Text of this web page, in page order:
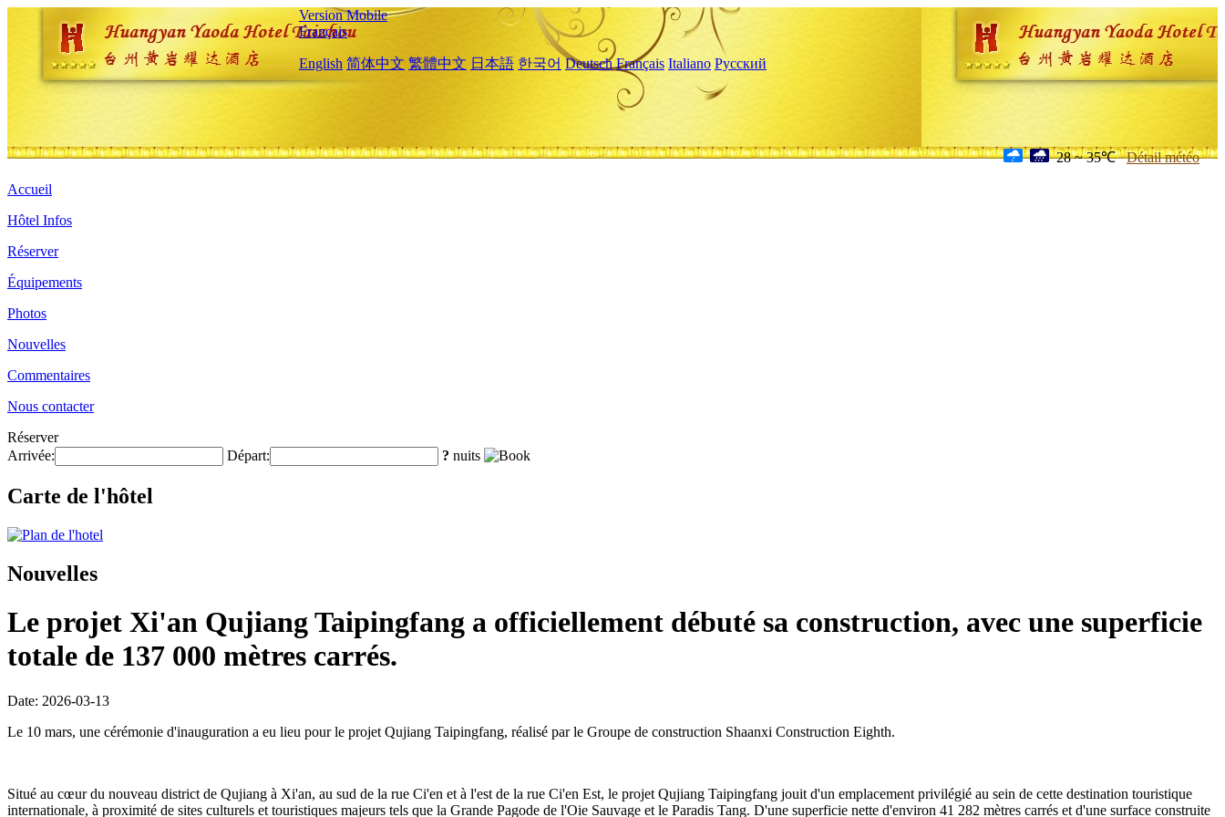
Version Mobile
Français
English 简体中文 繁體中文 日本語 한국어 Deutsch Français Italiano Русский
28 ~ 35℃ Détail météo
Accueil
Hôtel Infos
Réserver
Équipements
Photos
Nouvelles
Commentaires
Nous contacter
Réserver
Arrivée:
Départ: ? nuits
Carte de l'hôtel
Nouvelles
Le projet Xi'an Qujiang Taipingfang a officiellement débuté sa construction, avec une superficie
totale de 137 000 mètres carrés.
Date: 2026-03-13
Le 10 mars, une cérémonie d'inauguration a eu lieu pour le projet Qujiang Taipingfang, réalisé par le Groupe de construction Shaanxi Construction Eighth.
Situé au cœur du nouveau district de Qujiang à Xi'an, au sud de la rue Ci'en et à l'est de la rue Ci'en Est, le projet Qujiang Taipingfang jouit d'un emplacement privilégié au sein de cette destination touristique
internationale, à proximité de sites culturels et touristiques majeurs tels que la Grande Pagode de l'Oie Sauvage et le Paradis Tang. D'une superficie nette d'environ 41 282 mètres carrés et d'une surface construite